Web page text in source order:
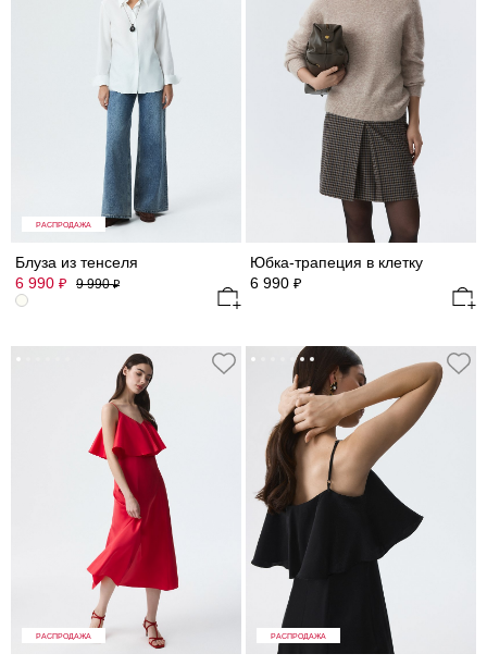
РАСПРОДАЖА
Блуза из тенселя
6 990 ₽ 9 990₽
Юбка-трапеция в клетку
6 990 ₽
РАСПРОДАЖА РАСПРОДАЖА